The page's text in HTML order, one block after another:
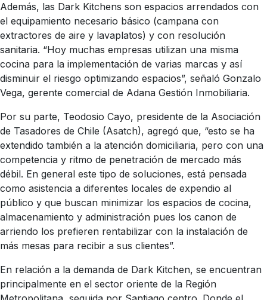
Además, las Dark Kitchens son espacios arrendados con
el equipamiento necesario básico (campana con
extractores de aire y lavaplatos) y con resolución
sanitaria. “Hoy muchas empresas utilizan una misma
cocina para la implementación de varias marcas y así
disminuir el riesgo optimizando espacios”, señaló Gonzalo
Vega, gerente comercial de Adana Gestión Inmobiliaria.
Por su parte, Teodosio Cayo, presidente de la Asociación
de Tasadores de Chile (Asatch), agregó que, “esto se ha
extendido también a la atención domiciliaria, pero con una
competencia y ritmo de penetración de mercado más
débil. En general este tipo de soluciones, está pensada
como asistencia a diferentes locales de expendio al
público y que buscan minimizar los espacios de cocina,
almacenamiento y administración pues los canon de
arriendo los prefieren rentabilizar con la instalación de
más mesas para recibir a sus clientes”.
En relación a la demanda de Dark Kitchen, se encuentran
principalmente en el sector oriente de la Región